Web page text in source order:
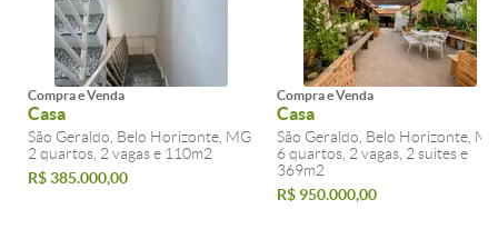
Compra e Venda
Casa
São Geraldo, Belo Horizonte, MG
2 quartos, 2 vagas e 110m2
R$ 385.000,00
Compra e Venda
Casa
São Geraldo, Belo Horizonte,
6 quartos, 2 vagas, 2 suites e
369m2
R$ 950.000,00